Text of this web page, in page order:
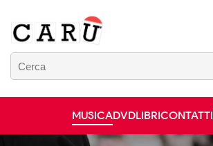
MUSICADVDLIBRICONTATTI